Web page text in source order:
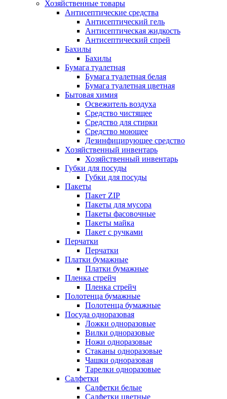
Хозяйственные товары
Антисептические средства
Антисептический гель
Антисептическая жидкость
Антисептический спрей
Бахилы
Бахилы
Бумага туалетная
Бумага туалетная белая
Бумага туалетная цветная
Бытовая химия
Освежитель воздуха
Средство чистящее
Средство для стирки
Средство моющее
Дезинфицирующее средство
Хозяйственный инвентарь
Хозяйственный инвентарь
Губки для посуды
Губки для посуды
Пакеты
Пакет ZIP
Пакеты для мусора
Пакеты фасовочные
Пакеты майка
Пакет с ручками
Перчатки
Перчатки
Платки бумажные
Платки бумажные
Пленка стрейч
Пленка стрейч
Полотенца бумажные
Полотенца бумажные
Посуда одноразовая
Ложки одноразовые
Вилки одноразовые
Ножи одноразовые
Стаканы одноразовые
Чашки одноразовая
Тарелки одноразовые
Салфетки
Салфетки белые
Салфетки цветные